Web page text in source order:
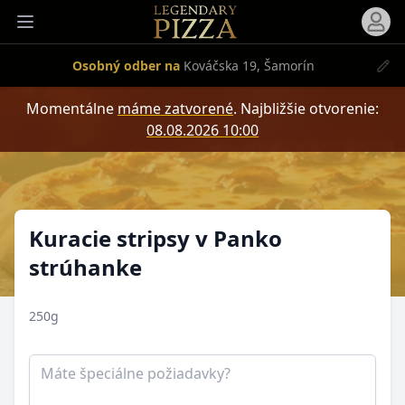
Otvoriť menu
Osobný odber na Kováčska 19, Šamorín
Momentálne máme zatvorené. Najbližšie otvorenie:
08.08.2026 10:00
Produkt
Kuracie stripsy v Panko
strúhanke
250g
Poznámka